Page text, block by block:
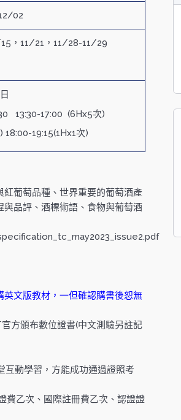
02
，11/21，11/28-11/29
17:00 (6Hx5次)
) 18:00-19:15(1Hx1次)
葡萄品種、世界重要的葡萄酒產
品評、酒標術語、食物與葡萄酒
文版教材，一但確認購書後恕無
方頒布數位證書(中文測驗另註記
互動學習，方能成功通過證照考
費乙次、國際註冊費乙次、認證證